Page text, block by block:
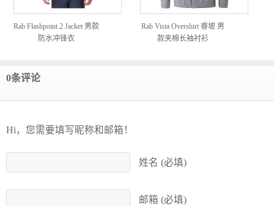
Rab Flashpoint 2 Jacket 男款
防水冲锋衣
Rab Vista Overshirt 睿坡 男
款夹棉长袖衬衫
0条评论
Hi，您需要填写昵称和邮箱！
姓名 (必填)
邮箱 (必填)